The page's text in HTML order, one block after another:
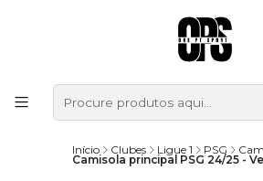
Início Clubes Ligue 1 PSG
Camisola principal PSG 24/25 -